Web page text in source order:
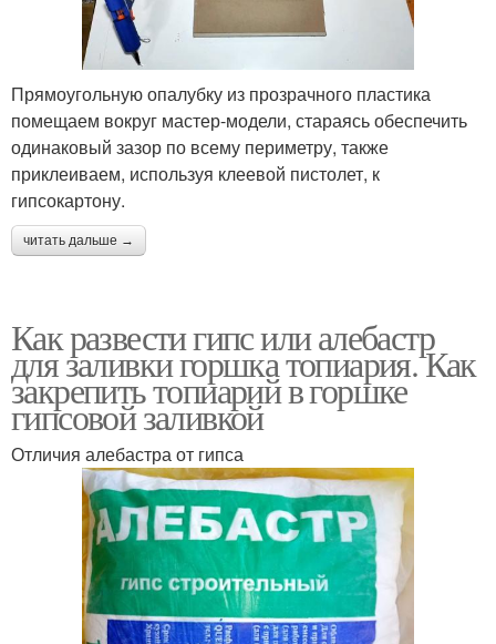
Прямоугольную опалубку из прозрачного пластика
помещаем вокруг мастер-модели, стараясь обеспечить
одинаковый зазор по всему периметру, также
приклеиваем, используя клеевой пистолет, к
гипсокартону.
читать дальше →
Как развести гипс или алебастр
для заливки горшка топиария. Как
закрепить топиарий в горшке
гипсовой заливкой
Отличия алебастра от гипса